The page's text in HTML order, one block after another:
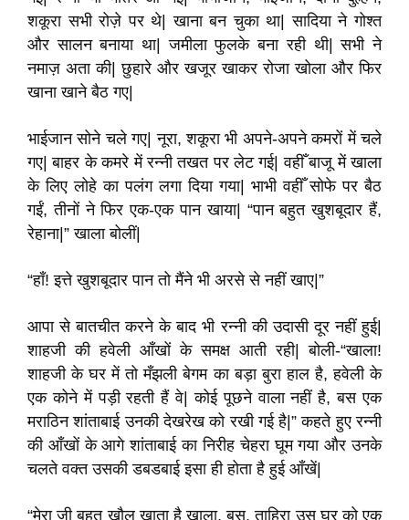
शकूरा सभी रोज़े पर थे| खाना बन चुका था| सादिया ने गोश्त
और सालन बनाया था| जमीला फुलके बना रही थी| सभी ने
नमाज़ अता की| छुहारे और खजूर खाकर रोजा खोला और फिर
खाना खाने बैठ गए|
भाईजान सोने चले गए| नूरा, शकूरा भी अपने-अपने कमरों में चले
गए| बाहर के कमरे में रन्नी तखत पर लेट गई| वहीँ बाजू में खाला
के लिए लोहे का पलंग लगा दिया गया| भाभी वहीँ सोफे पर बैठ
गईं, तीनों ने फिर एक-एक पान खाया| “पान बहुत खुशबूदार हैं,
रेहाना|” खाला बोलीं|
“हाँ! इत्ते खुशबूदार पान तो मैंने भी अरसे से नहीं खाए|”
आपा से बातचीत करने के बाद भी रन्नी की उदासी दूर नहीं हुई|
शाहजी की हवेली आँखों के समक्ष आती रही| बोली-“खाला!
शाहजी के घर में तो मँझली बेगम का बड़ा बुरा हाल है, हवेली के
एक कोने में पड़ी रहती हैं वे| कोई पूछने वाला नहीं है, बस एक
मराठिन शांताबाई उनकी देखरेख को रखी गई है|” कहते हुए रन्नी
की आँखों के आगे शांताबाई का निरीह चेहरा घूम गया और उनके
चलते वक्त उसकी डबडबाई इसा ही होता है हुई आँखें|
“मेरा जी बहुत खौल खाता है खाला, बस, ताहिरा उस घर को एक